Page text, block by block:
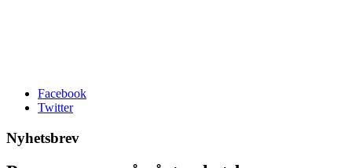
Facebook
Twitter
Nyhetsbrev